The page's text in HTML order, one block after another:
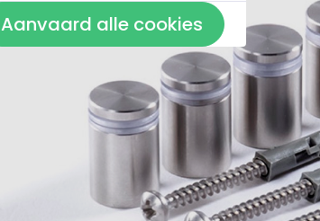
Aanvaard alle cookies